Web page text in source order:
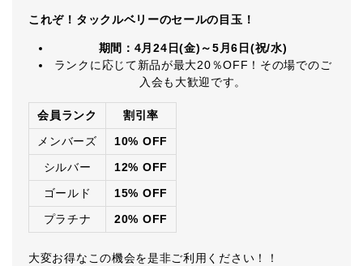
これぞ！タックルベリーのセールの目玉！
期間：4月24日(金)～5月6日(祝/水)
ランクに応じて新品が最大20％OFF！その場でのご
入会も大歓迎です。
会員ランク
割引率
メンバーズ
10% OFF
シルバー
12% OFF
ゴールド
15% OFF
プラチナ
20% OFF
大変お得なこの機会を是非ご利用ください！！